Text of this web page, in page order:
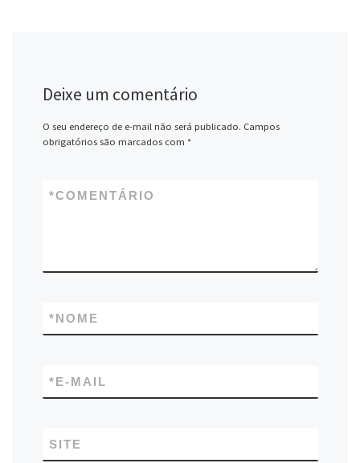
Deixe um comentário
O seu endereço de e-mail não será publicado. Campos
obrigatórios são marcados com *
COMENTÁRIO
*
NOME
*
E-MAIL
*
SITE